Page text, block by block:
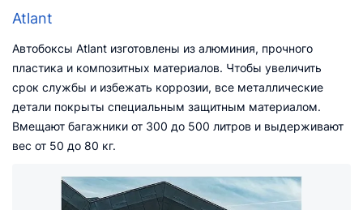
Atlant
Автобоксы Atlant изготовлены из алюминия, прочного
пластика и композитных материалов. Чтобы увеличить
срок службы и избежать коррозии, все металлические
детали покрыты специальным защитным материалом.
Вмещают багажники от 300 до 500 литров и выдерживают
вес от 50 до 80 кг.